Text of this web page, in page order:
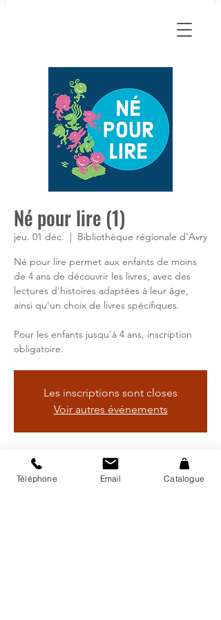
Né pour lire (1)
jeu. 01 déc.
  |
Bibliothèque régionale d'Avry
Né pour lire permet aux enfants de moins
de 4 ans de découvrir les livres, avec des
lectures d'histoires adaptées à leur âge,
ainsi qu'un choix de livres spécifiques.
Pour les enfants jusqu'à 4 ans, inscription
obligatoire.
Les inscriptions sont closes
Voir autres événements
Heure et lieu
Téléphone Email Catalogue